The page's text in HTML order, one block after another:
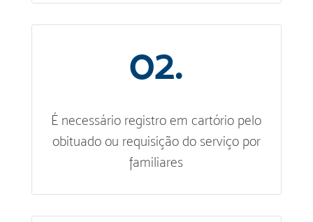
02.
É necessário registro em cartório pelo
obituado ou requisição do serviço por
familiares